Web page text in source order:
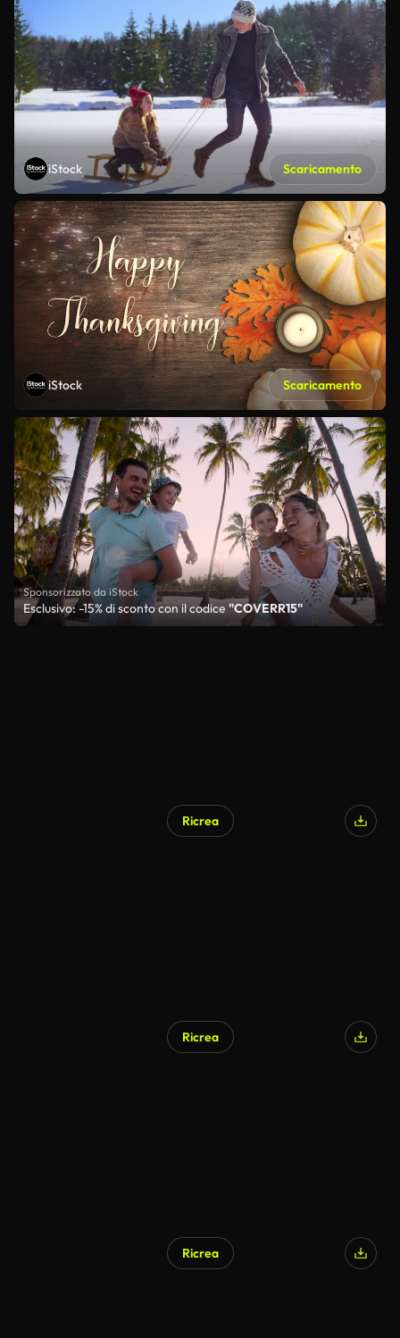
iStock Scaricamento
iStock Scaricamento
Sponsorizzato da iStock
Esclusivo: -15% di sconto con il codice "COVERR15"
Ricrea
Ricrea
Ricrea